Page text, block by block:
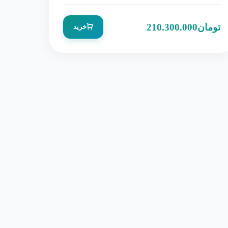
تومان210.300.000 خرید